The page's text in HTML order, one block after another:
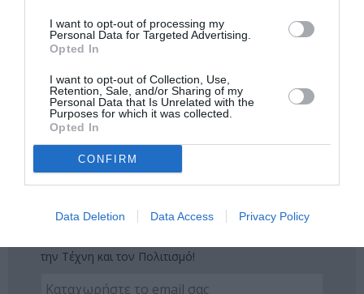
I want to opt-out of processing my
Personal Data for Targeted Advertising.
Opted In
I want to opt-out of Collection, Use,
Retention, Sale, and/or Sharing of my
Personal Data that Is Unrelated with the
Purposes for which it was collected.
Opted In
CONFIRM
Data Deletion Data Access Privacy Policy
Πολιτισμό στοCulturenow.gr
Tags
ΝΕΕΣ ΤΑΙΝΙΕΣ - ΤΑΙΝΙΕΣ ΤΗΣ ΕΒΔΟΜΑΔΑΣ
Newsletter
την Τέχνη και τον Πολιτισμό!